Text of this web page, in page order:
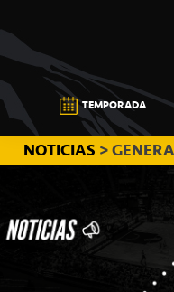
a
la
navegación
principal
al
contenido
principal
a
la
barra
lateral
principal
CB
CANARIAS
TEMPORADA
NOTICIAS >